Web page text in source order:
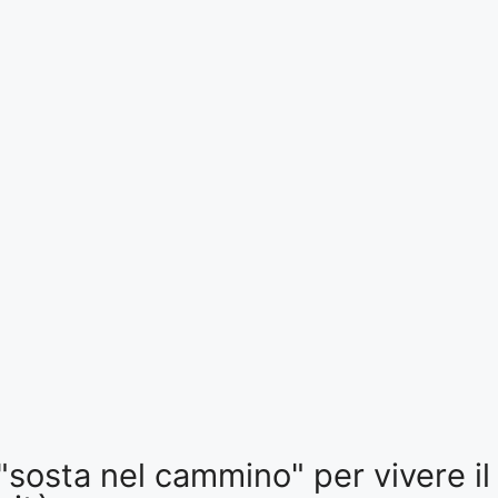
nel cammino" per vivere